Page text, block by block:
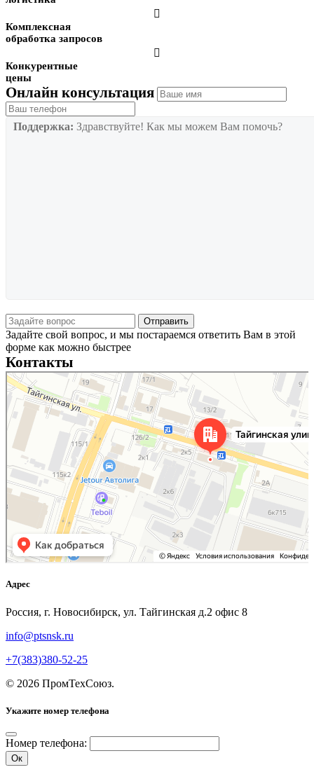

Комплексная
обработка запросов

Конкурентные
цены
Онлайн консультация
Поддержка: Здравствуйте! Как мы можем Вам помочь?
Задайте свой вопрос, и мы постараемся ответить Вам в этой
форме как можно быстрее
Контакты
Новосибирск
Тайгинская улица, 2 на карте Новосибирска — Яндекс Карты
Адрес
Россия, г. Новосибирск, ул. Тайгинская д.2 офис 8
info@ptsnsk.ru
+7(383)380-52-25
© 2026 ПромТехСоюз.
Укажите номер телефона
Номер телефона:
Ок